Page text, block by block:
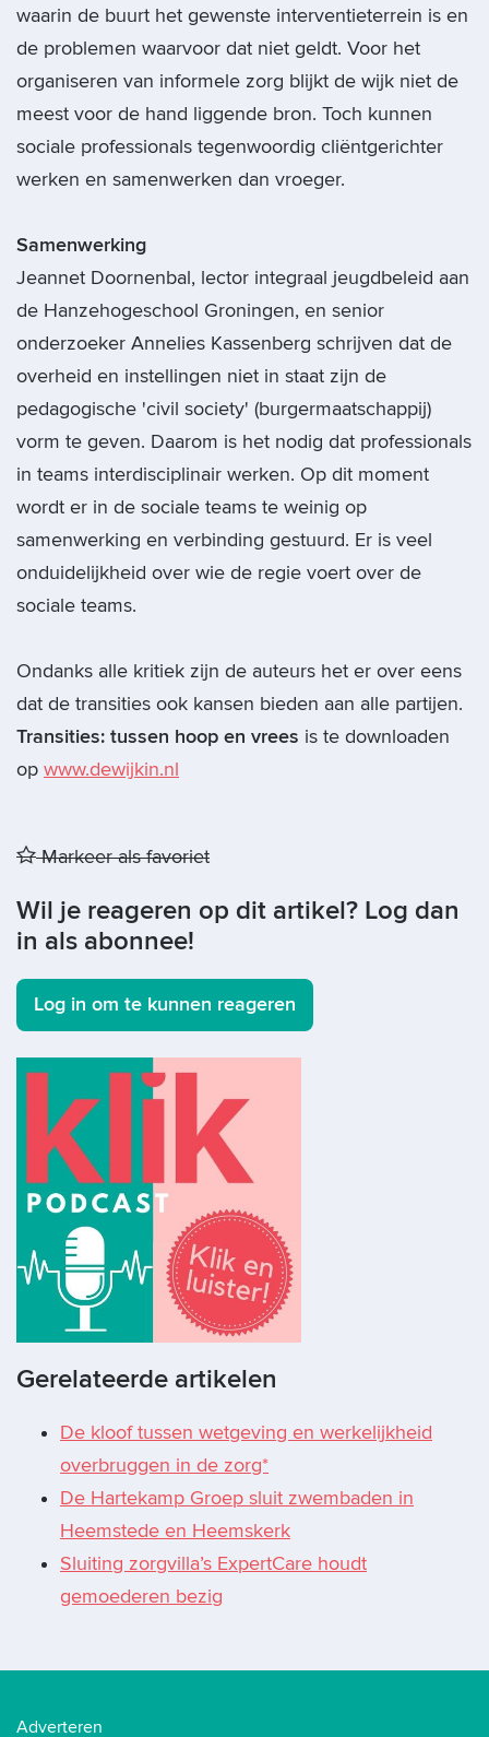
waarin de buurt het gewenste interventieterrein is en
de problemen waarvoor dat niet geldt. Voor het
organiseren van informele zorg blijkt de wijk niet de
meest voor de hand liggende bron. Toch kunnen
sociale professionals tegenwoordig cliëntgerichter
werken en samenwerken dan vroeger.
Samenwerking
Jeannet Doornenbal, lector integraal jeugdbeleid aan
de Hanzehogeschool Groningen, en senior
onderzoeker Annelies Kassenberg schrijven dat de
overheid en instellingen niet in staat zijn de
pedagogische 'civil society' (burgermaatschappij)
vorm te geven. Daarom is het nodig dat professionals
in teams interdisciplinair werken. Op dit moment
wordt er in de sociale teams te weinig op
samenwerking en verbinding gestuurd. Er is veel
onduidelijkheid over wie de regie voert over de
sociale teams.
Ondanks alle kritiek zijn de auteurs het er over eens
dat de transities ook kansen bieden aan alle partijen.
Transities: tussen hoop en vrees is te downloaden
op www.dewijkin.nl
Markeer als favoriet
Wil je reageren op dit artikel? Log dan
in als abonnee!
Log in om te kunnen reageren
Gerelateerde artikelen
De kloof tussen wetgeving en werkelijkheid
overbruggen in de zorg*
De Hartekamp Groep sluit zwembaden in
Heemstede en Heemskerk
Sluiting zorgvilla’s ExpertCare houdt
gemoederen bezig
Adverteren